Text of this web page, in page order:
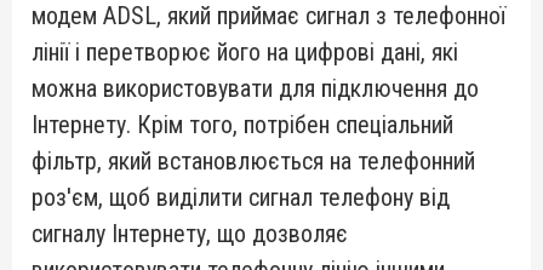
модем ADSL, який приймає сигнал з телефонної
лінії і перетворює його на цифрові дані, які
можна використовувати для підключення до
Інтернету. Крім того, потрібен спеціальний
фільтр, який встановлюється на телефонний
роз'єм, щоб виділити сигнал телефону від
сигналу Інтернету, що дозволяє